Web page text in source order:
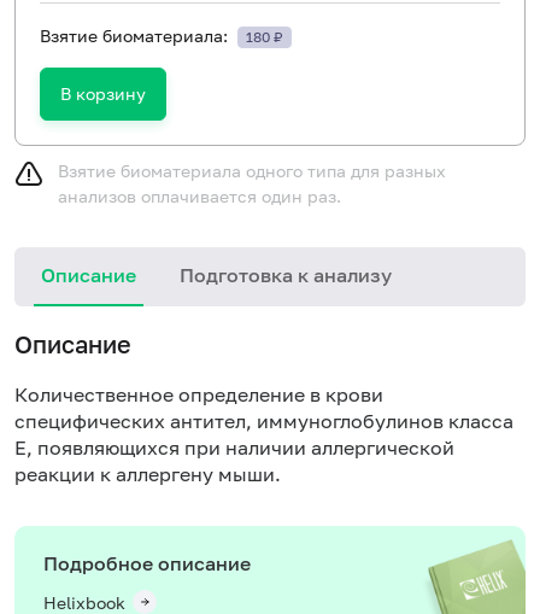
Взятие биоматериала: 180 ₽
В корзину
Взятие биоматериала одного типа для разных
анализов оплачивается один раз.
Описание Подготовка к анализу
Описание
Количественное определение в крови
специфических антител, иммуноглобулинов класса
E, появляющихся при наличии аллергической
реакции к аллергену мыши.
Подробное описание
Helixbook